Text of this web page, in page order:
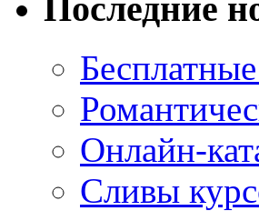
Последние
Онлайн-
Сливы